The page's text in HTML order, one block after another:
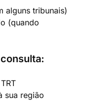
alguns tribunais)
(quando
sua região